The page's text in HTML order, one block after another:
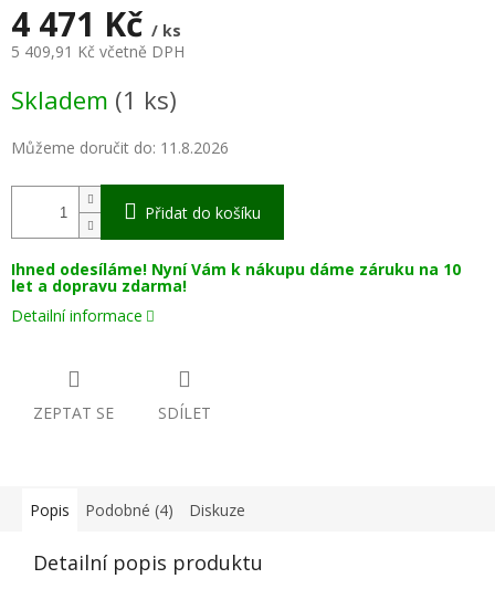
4 471 Kč / ks
5 409,91 Kč včetně DPH
cena:
Skladem (1 ks)
Můžeme doručit do: 11.8.2026
Přidat do košíku
Ihned odesíláme! Nyní Vám k nákupu dáme záruku na 10
let a dopravu zdarma!
Detailní informace
ZEPTAT SE SDÍLET
Popis Podobné (4) Diskuze
Detailní popis produktu